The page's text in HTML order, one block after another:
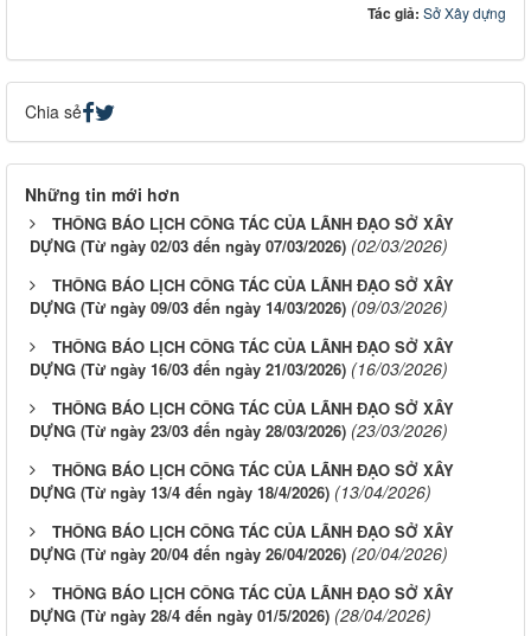
Tác giả: Sở Xây dựng
Chia sẻ
Những tin mới hơn
THÔNG BÁO LỊCH CÔNG TÁC CỦA LÃNH ĐẠO SỞ XÂY
DỰNG (Từ ngày 02/03 đến ngày 07/03/2026) (02/03/2026)
THÔNG BÁO LỊCH CÔNG TÁC CỦA LÃNH ĐẠO SỞ XÂY
DỰNG (Từ ngày 09/03 đến ngày 14/03/2026) (09/03/2026)
THÔNG BÁO LỊCH CÔNG TÁC CỦA LÃNH ĐẠO SỞ XÂY
DỰNG (Từ ngày 16/03 đến ngày 21/03/2026) (16/03/2026)
THÔNG BÁO LỊCH CÔNG TÁC CỦA LÃNH ĐẠO SỞ XÂY
DỰNG (Từ ngày 23/03 đến ngày 28/03/2026) (23/03/2026)
THÔNG BÁO LỊCH CÔNG TÁC CỦA LÃNH ĐẠO SỞ XÂY
DỰNG (Từ ngày 13/4 đến ngày 18/4/2026) (13/04/2026)
THÔNG BÁO LỊCH CÔNG TÁC CỦA LÃNH ĐẠO SỞ XÂY
DỰNG (Từ ngày 20/04 đến ngày 26/04/2026) (20/04/2026)
THÔNG BÁO LỊCH CÔNG TÁC CỦA LÃNH ĐẠO SỞ XÂY
DỰNG (Từ ngày 28/4 đến ngày 01/5/2026) (28/04/2026)